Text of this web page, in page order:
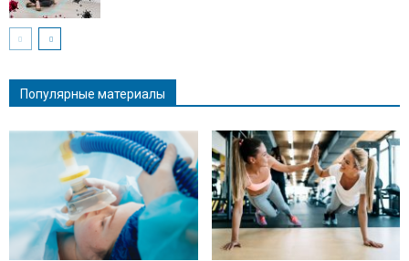
Популярные материалы